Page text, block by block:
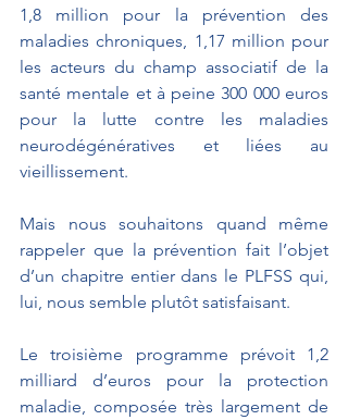
1,8 million pour la prévention des
maladies chroniques, 1,17 million pour
les acteurs du champ associatif de la
santé mentale et à peine 300 000 euros
pour la lutte contre les maladies
neurodégénératives et liées au
vieillissement.
Mais nous souhaitons quand même
rappeler que la prévention fait l’objet
d’un chapitre entier dans le PLFSS qui,
lui, nous semble plutôt satisfaisant.
Le troisième programme prévoit 1,2
milliard d’euros pour la protection
maladie, composée très largement de